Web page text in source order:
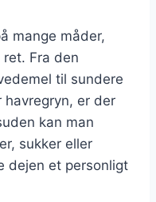
mange måder,
Fra den
til sundere
er der
kan man
sukker eller
dejen et personligt